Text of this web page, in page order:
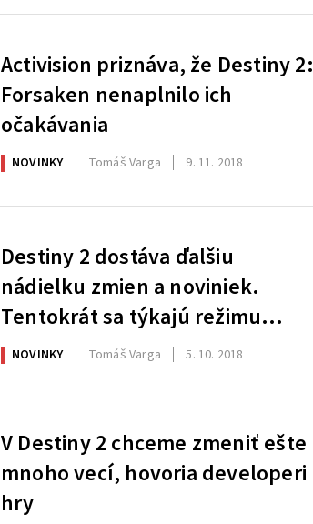
Activision priznáva, že Destiny 2:
Forsaken nenaplnilo ich
očakávania
NOVINKY Tomáš Varga 9. 11. 2018
Destiny 2 dostáva ďalšiu
nádielku zmien a noviniek.
Tentokrát sa týkajú režimu
Gambit
NOVINKY Tomáš Varga 5. 10. 2018
V Destiny 2 chceme zmeniť ešte
mnoho vecí, hovoria developeri
hry